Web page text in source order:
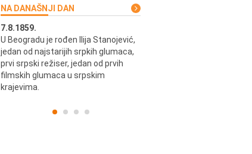
NA DANAŠNJI DAN
7.8.1859.
U Beogradu je rođen Ilija Stanojević,
jedan od najstarijih srpkih glumaca,
prvi srpski režiser, jedan od prvih
filmskih glumaca u srpskim
krajevima.